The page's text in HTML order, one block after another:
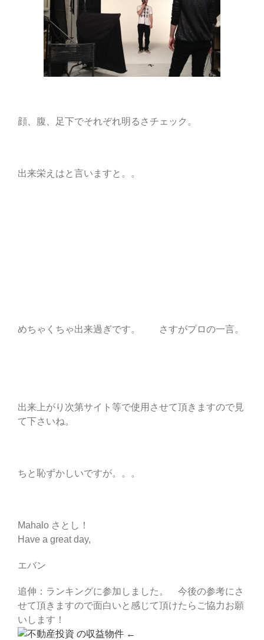
顔、腹、足下でそれぞれ明るさチェック。
出来栄えはと言いますと。。
めちゃくちゃ出来過ぎです。 さすがプロの一言。
出来上がり次第サイト等で使用させて頂きますので見
て下さいね。
ちと恥ずかしいですが。。。
Mahalo さとし！
Have a great day,
エバン
追伸：ランキングに参加しました。 今後の参考にさ
せて頂きますので面白いと感じて頂けたらご協力お願
いします！
←